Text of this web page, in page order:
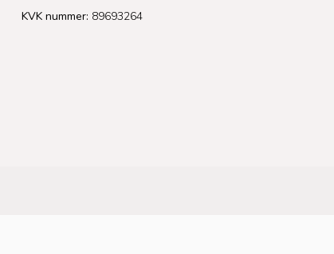
KVK nummer: 89693264